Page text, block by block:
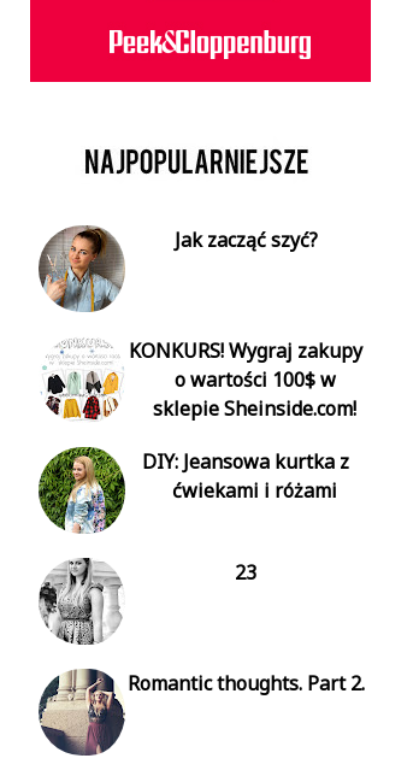
Jak zacząć szyć?
KONKURS! Wygraj zakupy
o wartości 100$ w
sklepie Sheinside.com!
DIY: Jeansowa kurtka z
ćwiekami i różami
23
Romantic thoughts. Part 2.